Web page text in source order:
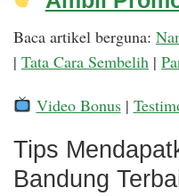
Baca artikel berguna:
| Tata Cara Sembelih |
Video Bonus|
Tips
Bandung